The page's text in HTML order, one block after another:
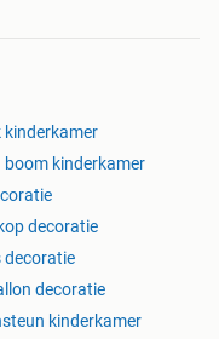
kinderkamer
boom kinderkamer
decoratie
decoratie
decoratie
kinderkamer